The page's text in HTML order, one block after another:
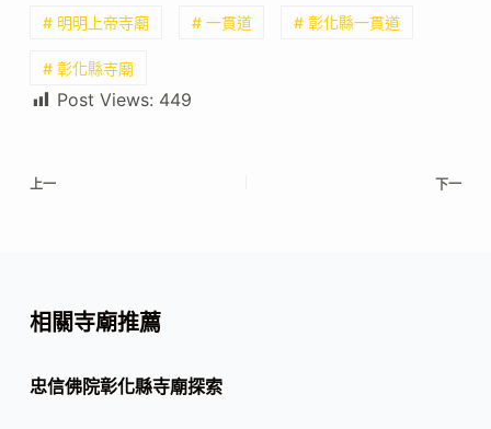
# 明明上帝寺廟 # 一貫道 # 彰化縣一貫道
# 彰化縣寺廟
Post Views: 449
上一 下一
相關寺廟推薦
忠信佛院彰化縣寺廟探索